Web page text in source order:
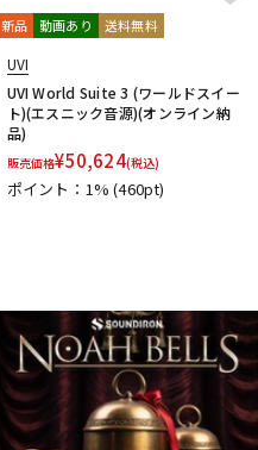
新品 動画あり 送料無料
UVI
UVI World Suite 3 (ワールドスイー
ト)(エスニック音源)(オンライン納
品)
販売価格¥50,624(税込)
ポイント：1%(460pt)